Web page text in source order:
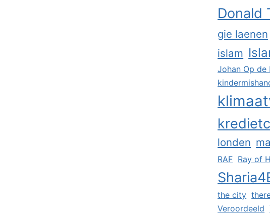
Donald
gie laenen
islam
Johan Op de
londen
RAF Ray of
the city
Veroordeeld